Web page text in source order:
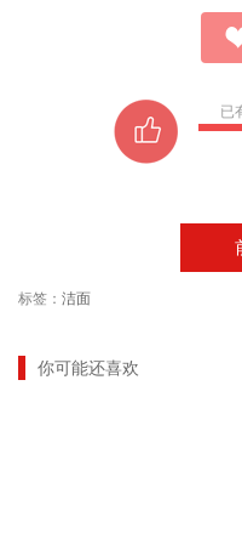
已
标签： 洁面
你可能还喜欢